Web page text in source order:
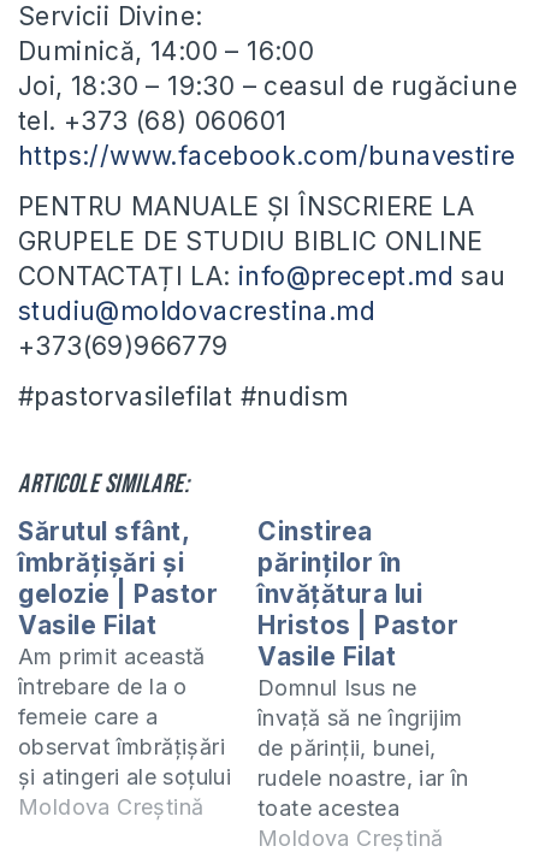
Servicii Divine:
Duminică, 14:00 – 16:00
Joi, 18:30 – 19:30 – ceasul de rugăciune
tel. +373 (68) 060601
https://www.facebook.com/bunavestire
PENTRU MANUALE ȘI ÎNSCRIERE LA
GRUPELE DE STUDIU BIBLIC ONLINE
CONTACTAȚI LA: info@precept.md sau
studiu@moldovacrestina.md
+373(69)966779
#pastorvasilefilat #nudism
Articole similare:
Sărutul sfânt,
îmbrățișări și
gelozie | Pastor
Vasile Filat
Am primit această
întrebare de la o
femeie care a
observat îmbrățișări
și atingeri ale soțului
cu fetele din
Moldova Creștină
Cinstirea
părinților în
învățătura lui
Hristos | Pastor
Vasile Filat
Domnul Isus ne
învață să ne îngrijim
de părinții, bunei,
rudele noastre, iar în
toate acestea
trebuie să avem o
Moldova Creștină